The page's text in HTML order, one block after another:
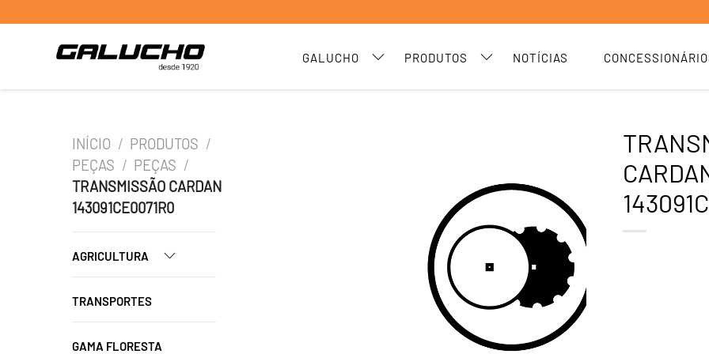
GALUCHO PRODUTOS NOTÍCIAS
INÍCIO / PRODUTOS /
PEÇAS / PEÇAS /
TRANSMISSÃO CARDAN
143091CE0071R0
AGRICULTURA
TRANSPORTES
GAMA FLORESTA